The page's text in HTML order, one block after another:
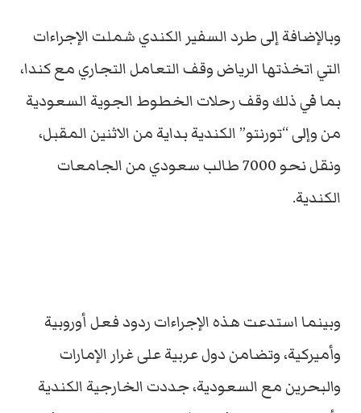
وبالإضافة إلى طرد السفير الكندي شملت الإجراءات
التي اتخذتها الرياض وقف التعامل التجاري مع كندا،
بما في ذلك وقف رحلات الخطوط الجوية السعودية
من وإلى “تورنتو” الكندية بداية من الاثنين المقبل،
ونقل نحو 7000 طالب سعودي من الجامعات
الكندية.
وبينما استدعت هذه الإجراءات ردود فعل أوروبية
وأميركية، وتضامن دول عربية على غرار الإمارات
والبحرين مع السعودية، جددت الخارجية الكندية